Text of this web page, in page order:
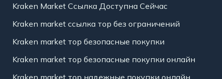
Kraken Market Ссылка Доступна Сейчас
Kraken market ссылка тор без ограничений
Kraken market тор безопасные покупки
Kraken market тор безопасные покупки онлайн
Kraken market тор надежные покупки онлайн